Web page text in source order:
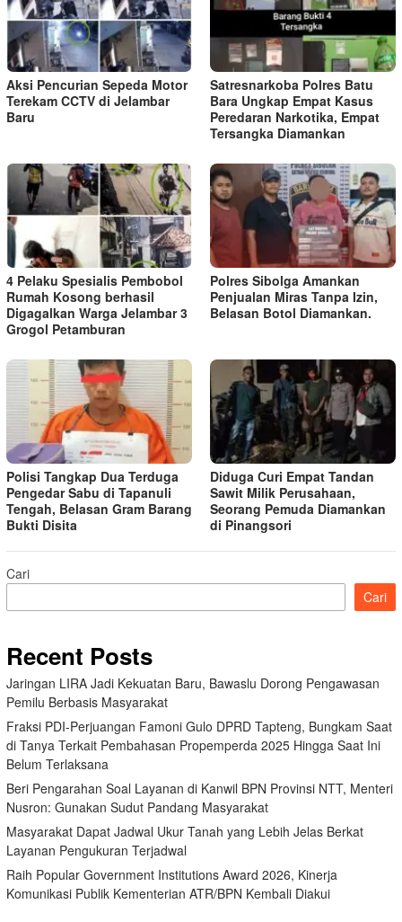
Aksi Pencurian Sepeda Motor
Terekam CCTV di Jelambar
Baru
Satresnarkoba Polres Batu
Bara Ungkap Empat Kasus
Peredaran Narkotika, Empat
Tersangka Diamankan
4 Pelaku Spesialis Pembobol
Rumah Kosong berhasil
Digagalkan Warga Jelambar 3
Grogol Petamburan
Polres Sibolga Amankan
Penjualan Miras Tanpa Izin,
Belasan Botol Diamankan.
Polisi Tangkap Dua Terduga
Pengedar Sabu di Tapanuli
Tengah, Belasan Gram Barang
Bukti Disita
Diduga Curi Empat Tandan
Sawit Milik Perusahaan,
Seorang Pemuda Diamankan
di Pinangsori
Cari
Cari
Recent Posts
Jaringan LIRA Jadi Kekuatan Baru, Bawaslu Dorong Pengawasan
Pemilu Berbasis Masyarakat
Fraksi PDI-Perjuangan Famoni Gulo DPRD Tapteng, Bungkam Saat
di Tanya Terkait Pembahasan Propemperda 2025 Hingga Saat Ini
Belum Terlaksana
Beri Pengarahan Soal Layanan di Kanwil BPN Provinsi NTT, Menteri
Nusron: Gunakan Sudut Pandang Masyarakat
Masyarakat Dapat Jadwal Ukur Tanah yang Lebih Jelas Berkat
Layanan Pengukuran Terjadwal
Raih Popular Government Institutions Award 2026, Kinerja
Komunikasi Publik Kementerian ATR/BPN Kembali Diakui